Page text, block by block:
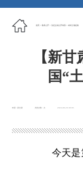
首页 政务公开 法定主动公开内容 农村土地征收
【新
国“
浏览次数： 2024-06-26 09:05
今天是